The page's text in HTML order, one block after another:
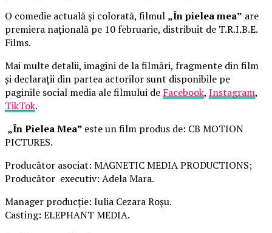
O comedie actuală și colorată, filmul „În pielea mea” are
premiera națională pe 10 februarie, distribuit de T.R.I.B.E.
Films.
Mai multe detalii, imagini de la filmări, fragmente din film
și declarații din partea actorilor sunt disponibile pe
paginile social media ale filmului de Facebook, Instagram,
TikTok.
„În Pielea Mea” este un film produs de: CB MOTION
PICTURES.
Producător asociat: MAGNETIC MEDIA PRODUCTIONS;
Producător executiv: Adela Mara.
Manager producție: Iulia Cezara Roșu.
Casting: ELEPHANT MEDIA.